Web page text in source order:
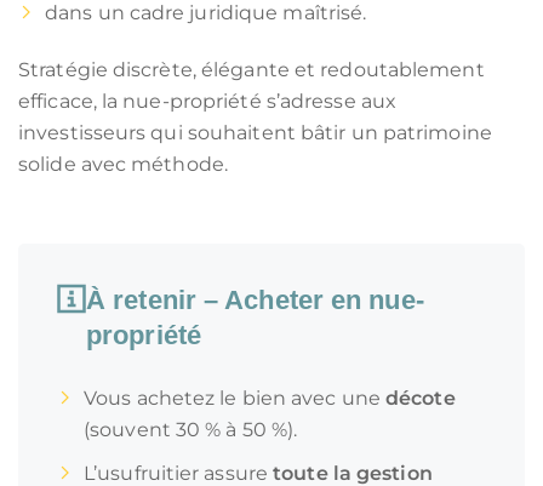
dans un cadre juridique maîtrisé.
Stratégie discrète, élégante et redoutablement
efficace, la nue-propriété s’adresse aux
investisseurs qui souhaitent bâtir un patrimoine
solide avec méthode.
À retenir – Acheter en nue-
propriété
Vous achetez le bien avec une décote
(souvent 30 % à 50 %).
L’usufruitier assuretoute la gestion